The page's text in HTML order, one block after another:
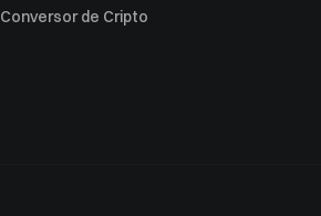
Conversor de Cripto